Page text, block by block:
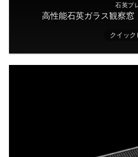
石英プ
高性能石英ガラス観察窓
クイック